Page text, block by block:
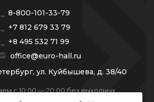
8-800-101-33-79
+7 812 679 33 79
+8 495 532 71 99
office@euro-hall.ru
ул. Куйбышева, д. 38/40
с 10:00 — 20:00 без выходных